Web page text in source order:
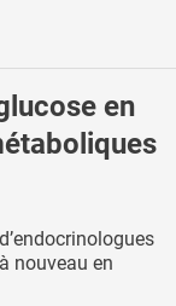
en
nouveau en